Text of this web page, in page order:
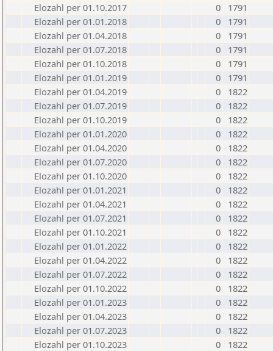
Elozahl per 01.10.2017
0
1791
Elozahl per 01.01.2018
0
1791
Elozahl per 01.04.2018
0
1791
Elozahl per 01.07.2018
0
1791
Elozahl per 01.10.2018
0
1791
Elozahl per 01.01.2019
0
1791
Elozahl per 01.04.2019
0
1822
Elozahl per 01.07.2019
0
1822
Elozahl per 01.10.2019
0
1822
Elozahl per 01.01.2020
0
1822
Elozahl per 01.04.2020
0
1822
Elozahl per 01.07.2020
0
1822
Elozahl per 01.10.2020
0
1822
Elozahl per 01.01.2021
0
1822
Elozahl per 01.04.2021
0
1822
Elozahl per 01.07.2021
0
1822
Elozahl per 01.10.2021
0
1822
Elozahl per 01.01.2022
0
1822
Elozahl per 01.04.2022
0
1822
Elozahl per 01.07.2022
0
1822
Elozahl per 01.10.2022
0
1822
Elozahl per 01.01.2023
0
1822
Elozahl per 01.04.2023
0
1822
Elozahl per 01.07.2023
0
1822
Elozahl per 01.10.2023
0
1822